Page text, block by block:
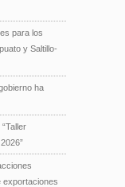
para los
y Saltillo-
ha
exportaciones